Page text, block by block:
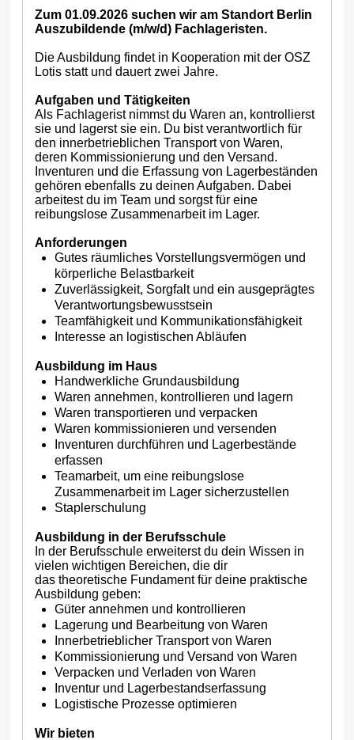
Zum 01.09.2026 suchen wir am Standort Berlin
Auszubildende (m/w/d) Fachlageristen.
Die Ausbildung findet in Kooperation mit der OSZ
Lotis statt und dauert zwei Jahre.
Aufgaben und Tätigkeiten
Als Fachlagerist nimmst du Waren an, kontrollierst
sie und lagerst sie ein. Du bist verantwortlich für
den innerbetrieblichen Transport von Waren,
deren Kommissionierung und den Versand.
Inventuren und die Erfassung von Lagerbeständen
gehören ebenfalls zu deinen Aufgaben. Dabei
arbeitest du im Team und sorgst für eine
reibungslose Zusammenarbeit im Lager.
Anforderungen
Gutes räumliches Vorstellungsvermögen und
körperliche Belastbarkeit
Zuverlässigkeit, Sorgfalt und ein ausgeprägtes
Verantwortungsbewusstsein
Teamfähigkeit und Kommunikationsfähigkeit
Interesse an logistischen Abläufen
Ausbildung im Haus
Handwerkliche Grundausbildung
Waren annehmen, kontrollieren und lagern
Waren transportieren und verpacken
Waren kommissionieren und versenden
Inventuren durchführen und Lagerbestände
erfassen
Teamarbeit, um eine reibungslose
Zusammenarbeit im Lager sicherzustellen
Staplerschulung
Ausbildung in der Berufsschule
In der Berufsschule erweiterst du dein Wissen in
vielen wichtigen Bereichen, die dir
das theoretische Fundament für deine praktische
Ausbildung geben:
Güter annehmen und kontrollieren
Lagerung und Bearbeitung von Waren
Innerbetrieblicher Transport von Waren
Kommissionierung und Versand von Waren
Verpacken und Verladen von Waren
Inventur und Lagerbestandserfassung
Logistische Prozesse optimieren
Wir bieten